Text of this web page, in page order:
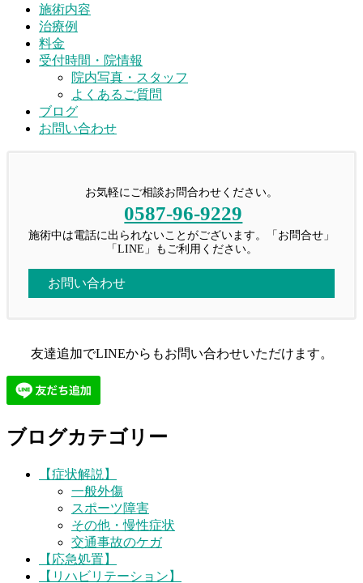
施術内容
治療例
料金
受付時間・院情報
院内写真・スタッフ
よくあるご質問
ブログ
お問い合わせ
お気軽にご相談お問合わせください。
0587-96-9229
施術中は電話に出られないことがございます。「お問合せ」
「LINE」もご利用ください。
お問い合わせ
友達追加でLINEからもお問い合わせいただけます。
ブログカテゴリー
【症状解説】
一般外傷
スポーツ障害
その他・慢性症状
交通事故のケガ
【応急処置】
【リハビリテーション】